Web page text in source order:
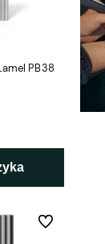
PB38
Do ulubionych